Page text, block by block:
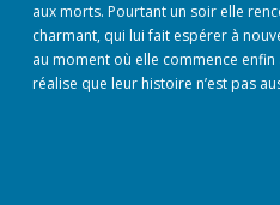
aux morts. Pourtant un soir elle
charmant, qui lui fait espérer à
au moment où elle commence
réalise que leur histoire n’est pas